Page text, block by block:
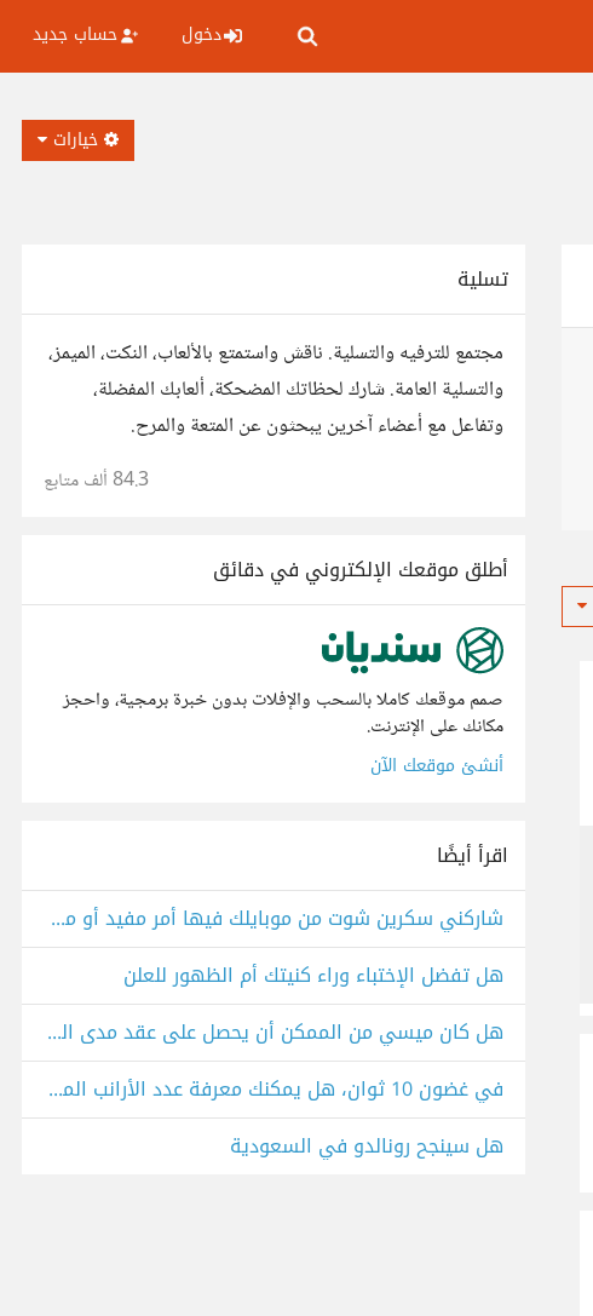
دخول حساب جديد
خيارات
تسلية
مجتمع للترفيه والتسلية. ناقش واستمتع بالألعاب، النكت، الميمز،
والتسلية العامة. شارك لحظاتك المضحكة، ألعابك المفضلة،
وتفاعل مع أعضاء آخرين يبحثون عن المتعة والمرح.
84.3 ألف متابع
أطلق موقعك الإلكتروني في دقائق
صمم موقعك كاملا بالسحب والإفلات بدون خبرة برمجية، واحجز
مكانك على الإنترنت.
أنشئ موقعك الآن
اقرأ أيضًا
شاركني سكرين شوت من موبايلك فيها أمر مفيد أو مضحك!
هل تفضل الإختباء وراء كنيتك أم الظهور للعلن
هل كان ميسي من الممكن أن يحصل على عقد مدى الحياة؟
في غضون 10 ثوان، هل يمكنك معرفة عدد الأرانب الموجودة في الصورة؟
هل سينجح رونالدو في السعودية